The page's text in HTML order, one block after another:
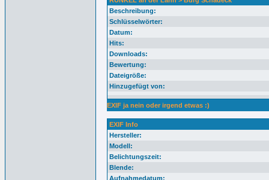
Beschreibung:
Schlüsselwörter:
Datum:
Hits:
Downloads:
Bewertung:
Dateigröße:
Hinzugefügt von:
EXIF ja nein oder irgend etwas :)
EXIF Info
Hersteller:
Modell:
Belichtungszeit:
Blende:
Aufnahmedatum: